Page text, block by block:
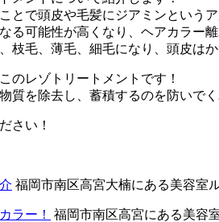
とで頭皮や毛髪にジアミンという
る可能性が高くなり、ヘアカラー離
枝毛、薄毛、細毛になり、頭皮は
のレゾトリートメントです！
質を除去し、蓄積するのを防いで
さい！
福岡市南区高宮大楠にある美容室
ラー！ 福岡市南区高宮にある美容